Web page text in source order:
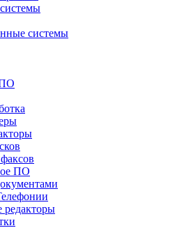
системы
ПО
редакторы